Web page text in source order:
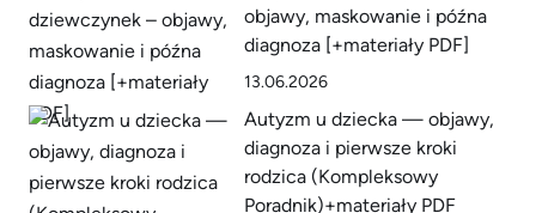
objawy, maskowanie i późna
diagnoza [+materiały PDF]
13.06.2026
Autyzm u dziecka — objawy,
diagnoza i pierwsze kroki
rodzica (Kompleksowy
Poradnik)+materiały PDF